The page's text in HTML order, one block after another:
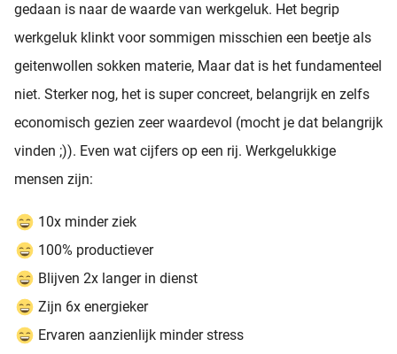
gedaan is naar de waarde van werkgeluk. Het begrip
werkgeluk klinkt voor sommigen misschien een beetje als
geitenwollen sokken materie, Maar dat is het fundamenteel
niet. Sterker nog, het is super concreet, belangrijk en zelfs
economisch gezien zeer waardevol (mocht je dat belangrijk
vinden ;)). Even wat cijfers op een rij. Werkgelukkige
mensen zijn:
10x minder ziek
100% productiever
Blijven 2x langer in dienst
Zijn 6x energieker
Ervaren aanzienlijk minder stress